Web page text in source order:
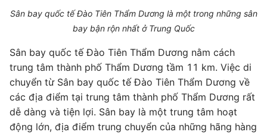
Sân bay quốc tế Đào Tiên Thẩm Dương là một trong những sân
bay bận rộn nhất ở Trung Quốc
Sân bay quốc tế Đào Tiên Thẩm Dương nằm cách
trung tâm thành phố Thẩm Dương tầm 11 km. Việc di
chuyển từ Sân bay quốc tế Đào Tiên Thẩm Dương về
các địa điểm tại trung tâm thành phố Thẩm Dương rất
dễ dàng và tiện lợi. Sân bay là một trung tâm hoạt
động lớn, địa điểm trung chuyển của những hãng hàng